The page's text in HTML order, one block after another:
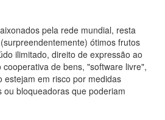
pela rede mundial, resta
ótimos frutos
ilimitado, direito de expressão ao
de bens, "software livre",
estejam em risco por medidas
bloqueadoras que poderiam